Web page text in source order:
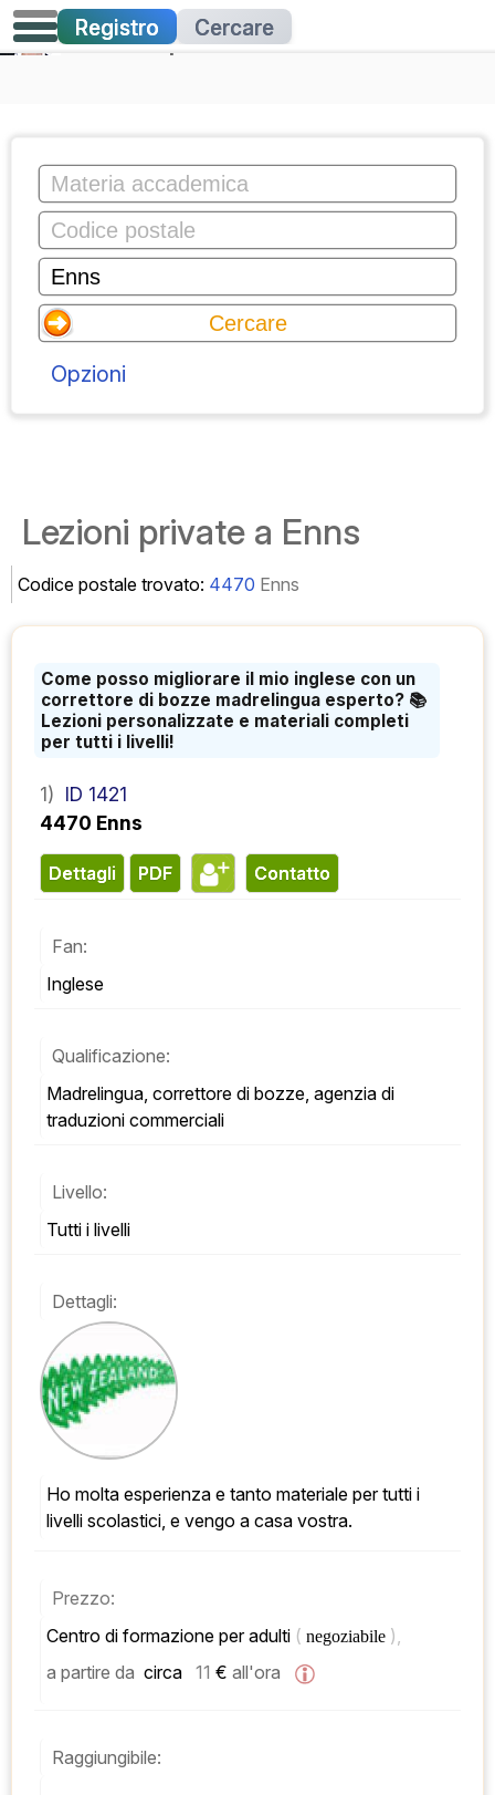
Lezioni private
Registro Cercare
Opzioni
Lezioni private a Enns
Codice postale trovato: 4470 Enns
Come posso migliorare il mio inglese con un
correttore di bozze madrelingua esperto? 📚
Lezioni personalizzate e materiali completi
per tutti i livelli!
1) ID 1421
4470 Enns
Dettagli PDF contatto
Fan:
Inglese
Qualificazione:
Madrelingua, correttore di bozze, agenzia di
traduzioni commerciali
Livello:
Tutti i livelli
Dettagli:
Ho molta esperienza e tanto materiale per tutti i
livelli scolastici, e vengo a casa vostra.
Prezzo:
Centro di formazione per adulti ( negoziabile ),
a partire da circa 11 € all'ora
Raggiungibile: